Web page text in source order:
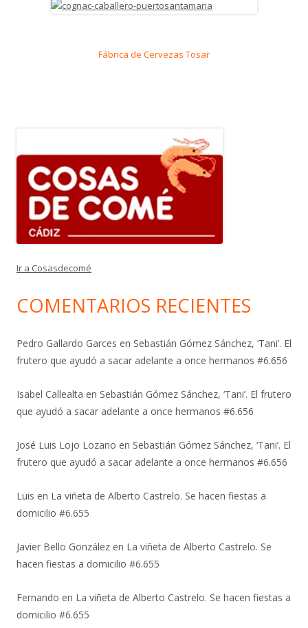
Fábrica de Cervezas Tosar
Ir a Cosasdecomé
COMENTARIOS RECIENTES
Pedro Gallardo Garces en Sebastián Gómez Sánchez, ‘Tani’. El
frutero que ayudó a sacar adelante a once hermanos #6.656
Isabel Callealta en Sebastián Gómez Sánchez, ‘Tani’. El frutero
que ayudó a sacar adelante a once hermanos #6.656
José Luis Lojo Lozano en Sebastián Gómez Sánchez, ‘Tani’. El
frutero que ayudó a sacar adelante a once hermanos #6.656
Luis en La viñeta de Alberto Castrelo. Se hacen fiestas a
domicilio #6.655
Javier Bello González en La viñeta de Alberto Castrelo. Se
hacen fiestas a domicilio #6.655
Fernando en La viñeta de Alberto Castrelo. Se hacen fiestas a
domicilio #6.655